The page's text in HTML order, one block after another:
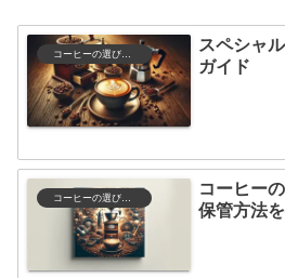
コーヒーの選び方と保存
スペシャ
ガイド
コーヒーの選び方と保存
コーヒー
保管方法